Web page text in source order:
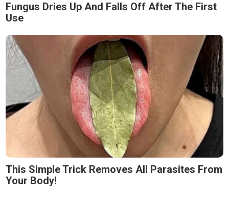
Fungus Dries Up And Falls Off After The First
Use
This Simple Trick Removes All Parasites From
Your Body!